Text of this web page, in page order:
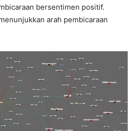
bersentimen positif.
arah pembicaraan